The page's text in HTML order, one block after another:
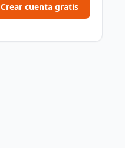
Crear cuenta gratis